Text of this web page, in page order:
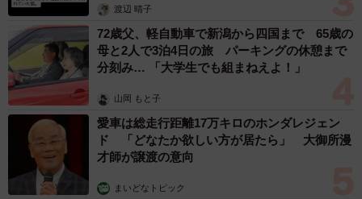
渡辺 晴子
72歳父、軽自動車で新潟から四国まで 65歳の
母と2人で3泊4日の旅 パーキングの休憩まで
分刻み… 「大学生でも組まねえよ！」
山岡 もと子
愛車は総走行距離17万キロのホンダレジェン
ド 「どなたか欲しい方が居たら」 大御所漫
才師が譲渡の意向
まいどなトピック